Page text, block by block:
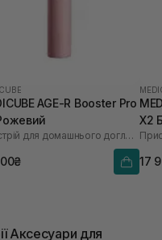
AGE-R Booster Pro
Пристрій для домашнього догляду за шкірою 6 в 1
X2
17
Аксесуари для